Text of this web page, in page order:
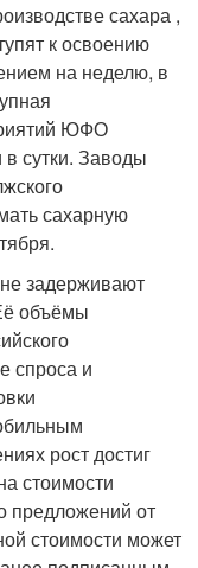
сахара ,
к освоению
на неделю, в
ЮФО
в сутки. Заводы
сахарную
задерживают
объёмы
спроса и
рост достиг
стоимости
предложений от
стоимости может